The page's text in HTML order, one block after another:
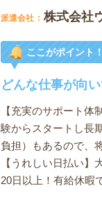
派遣会社 株式会社
ここがポイント！
どんな仕事が向
【充実のサポート
験からスタートし長
負担）もあるので、
【うれしい日払い
20日以上！有給休暇